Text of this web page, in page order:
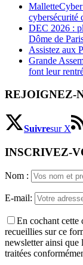
cybersécurité
DEC 2026 :
Dôme de
Assistez aux
Grande
font leur
REJOIGNEZ-
Suivresur X
INSCRIVEZ-
Nom :
E-mail:
En cochant cette
recueillies sur ce
newsletter ainsi que
traitées